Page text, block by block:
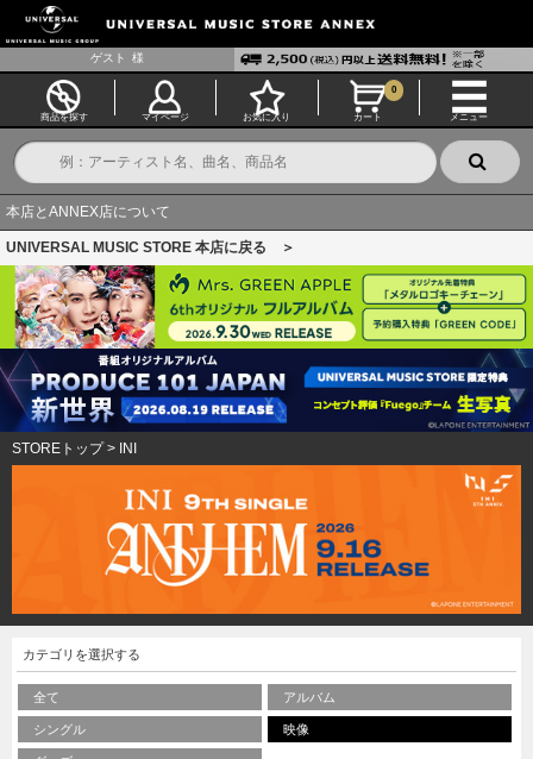
ゲスト 様
商品を探す マイページ お気に入り カート
0
メニュー
本店とANNEX店について
UNIVERSAL MUSIC STORE 本店に戻る ＞
STOREトップ> INI
カテゴリを選択する
全て アルバム
シングル 映像